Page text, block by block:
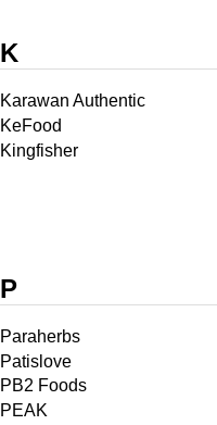
K
Karawan Authentic
KeFood
Kingfisher
P
Paraherbs
Patislove
PB2 Foods
PEAK